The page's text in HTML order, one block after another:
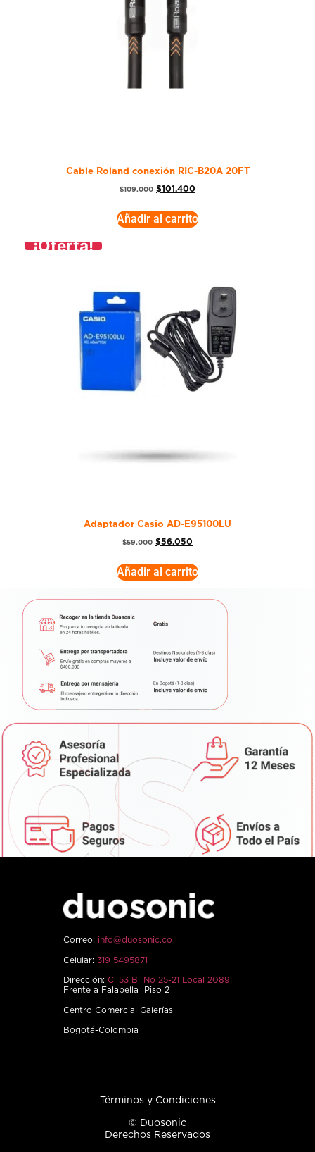
Cable Roland conexión RIC-B20A 20FT
$109.000 $101.400
Añadir al carrito
¡Oferta!
Adaptador Casio AD-E95100LU
$59.000 $56.050
Añadir al carrito
Correo: info@duosonic.co
Celular: 319 5495871
Dirección: Cl 53 B No 25-21 Local 2089
Frente a Falabella Piso 2
Centro Comercial Galerías
Bogotá-Colombia
Términos y Condiciones
© Duosonic
Derechos Reservados